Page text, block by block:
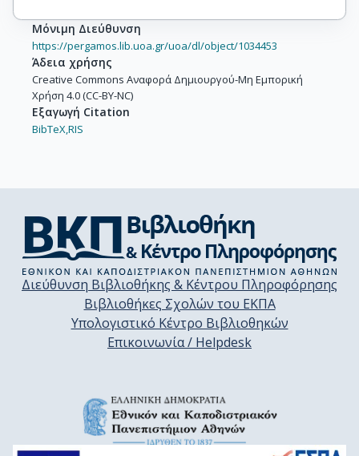
Μόνιμη Διεύθυνση
https://pergamos.lib.uoa.gr/uoa/dl/object/1034453
Άδεια χρήσης
Creative Commons Αναφορά Δημιουργού-Μη Εμπορική
Χρήση 4.0 (CC-BY-NC)
Εξαγωγή Citation
BibTeX,RIS
Διεύθυνση Βιβλιοθήκης & Κέντρου Πληροφόρησης
Βιβλιοθήκες Σχολών του ΕΚΠΑ
Υπολογιστικό Κέντρο Βιβλιοθηκών
Επικοινωνία / Helpdesk